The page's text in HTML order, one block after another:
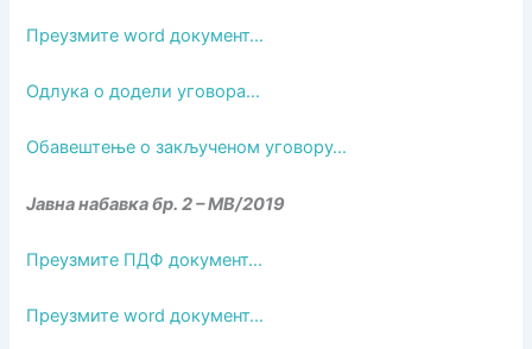
Преузмите word документ…
Одлука о додели уговора…
Обавештење о закљученом уговору…
Јавна набавка бр. 2 – МВ/2019
Преузмите ПДФ документ…
Преузмите word документ…